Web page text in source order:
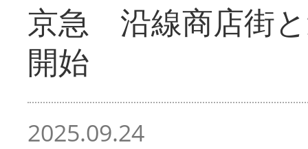
京急 沿線商店街
開始
2025.09.24